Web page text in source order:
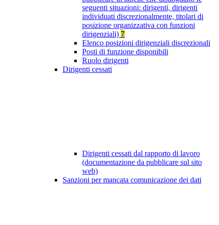
seguenti situazioni: dirigenti, dirigenti
individuati discrezionalmente, titolari di
posizione organizzativa con funzioni
dirigenziali) 7
Elenco posizioni dirigenziali discrezionali
Posti di funzione disponibili
Ruolo dirigenti
Dirigenti cessati
Dirigenti cessati dal rapporto di lavoro
(documentazione da pubblicare sul sito
web)
Sanzioni per mancata comunicazione dei dati